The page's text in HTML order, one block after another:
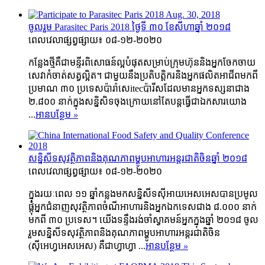
ចូលរួម Parasitec Paris 2018 ថ្ងៃទី ៣០ ខែសីហាឆ្នាំ ២០១៨
ពេលវេលាផ្សព្វផ្សាយ៖ ០៨-១២-២០២០
កន្លែងថ្មីគឺជាមន្ទីរពិសោធន៍ល្អបំផុតសម្រាប់ក្រុមហ៊ុននិងអ្នកចែកចាយ
សេវាកំចាត់សត្វល្អិត។ ជាមួយនឹងប្រតិបត្តិករនិងអ្នកផលិតអាជីពមកពី
ប្រមាណ ៣០ ប្រទេសប៉ារ៉ាសេitecប៉ារីសដែលមានអ្នកទស្សនាជាង
២.៨០០ នាក់ក្នុងសន្និសិទចុងក្រោយនៅតែបន្តធ្វើជាឯកសារយោង
...អាន​បន្ថែម »
សន្និសីទសុវត្ថិភាពនិងគុណភាពម្ហូបអាហារអន្តរជាតិចិនឆ្នាំ ២០១៨
ពេលវេលាផ្សព្វផ្សាយ៖ ០៨-១២-២០២០
ក្នុងរយៈពេល ១១ ឆ្នាំកន្លងមកសន្និសីទស៊ីអាយអេសអេសបានប្រមូល
ផ្តុំអ្នកជំនាញសុវត្ថិភាពចំណីអាហារនិងអ្នកឯកទេសជាង ៨.០០០ នាក់
មកពី ៣០ ប្រទេស។ យើងទន្ទឹងរង់ចាំស្វាគមន៍អ្នកក្នុងឆ្នាំ ២០១៨ ចូល
រួមសន្និសីទសុវត្ថិភាពនិងគុណភាពម្ហូបអាហារអន្តរជាតិចិន
(ស៊ីអេហ្វអេសអេស) គឺជាហ្វាហ្វា ...អាន​បន្ថែម »